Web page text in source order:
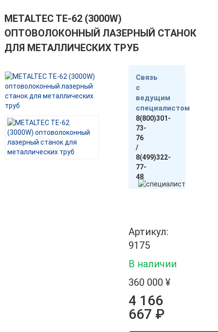
METALTEC TЕ-62 (3000W)
ОПТОВОЛОКОННЫЙ ЛАЗЕРНЫЙ СТАНОК
ДЛЯ МЕТАЛЛИЧЕСКИХ ТРУБ
Связь
с
ведущим
специалистом
8(800)301-
73-
76
/
8(499)322-
77-
48
Артикул:
9175
В наличии
360 000 ¥
4 166
667 ₽